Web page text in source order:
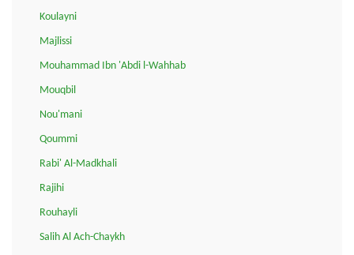
Koulayni
Majlissi
Mouhammad Ibn 'Abdi l-Wahhab
Mouqbil
Nou'mani
Qoummi
Rabi' Al-Madkhali
Rajihi
Rouhayli
Salih Al Ach-Chaykh